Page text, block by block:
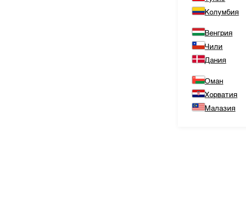
Колумбия
Венгрия
Чили
Дания
Оман
Хорватия
Малазия